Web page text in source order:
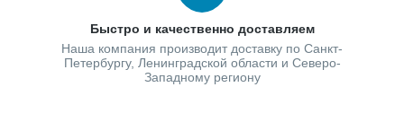
Быстро и качественно доставляем
Наша компания производит доставку по Санкт-
Петербургу, Ленинградской области и Северо-
Западному региону